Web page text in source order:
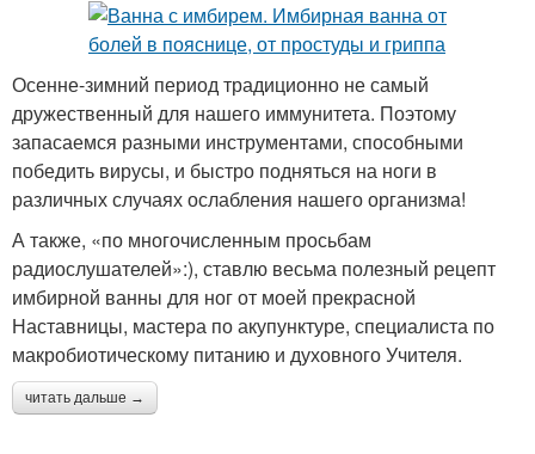
Осенне-зимний период традиционно не самый
дружественный для нашего иммунитета. Поэтому
запасаемся разными инструментами, способными
победить вирусы, и быстро подняться на ноги в
различных случаях ослабления нашего организма!
А также, «по многочисленным просьбам
радиослушателей»:), ставлю весьма полезный рецепт
имбирной ванны для ног от моей прекрасной
Наставницы, мастера по акупунктуре, специалиста по
макробиотическому питанию и духовного Учителя.
читать дальше →